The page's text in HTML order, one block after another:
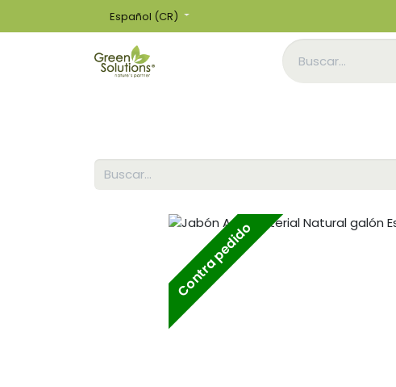
Español (CR)
Contra pedido